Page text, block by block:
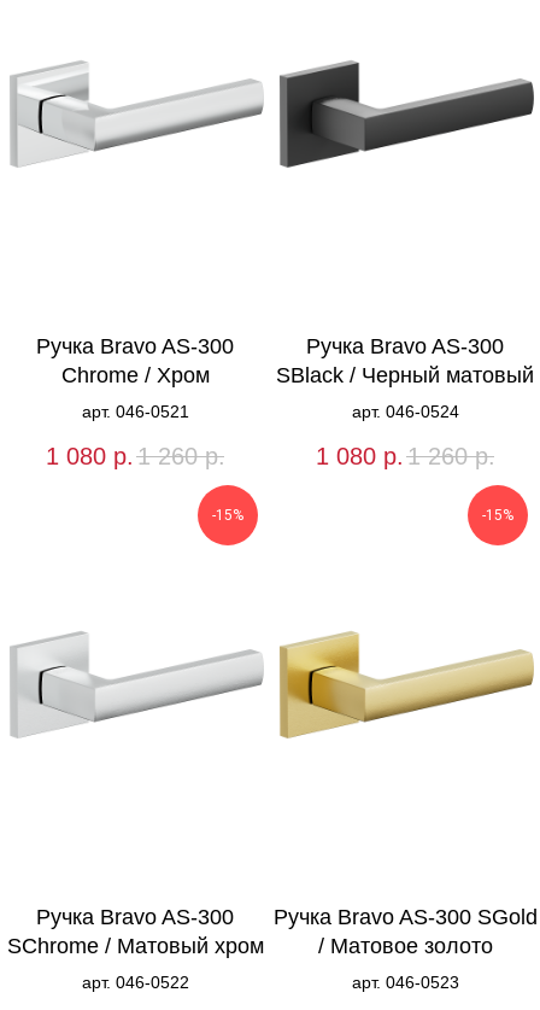
Ручка Bravo AS-300
Chrome / Хром
арт. 046-0521
1 080 р. 1 260 р.
Ручка Bravo AS-300
SBlack / Черный матовый
арт. 046-0524
1 080 р. 1 260 р.
-15%
Ручка Bravo AS-300
SChrome / Матовый хром
арт. 046-0522
-15%
Ручка Bravo AS-300 SGold
/ Матовое золото
арт. 046-0523